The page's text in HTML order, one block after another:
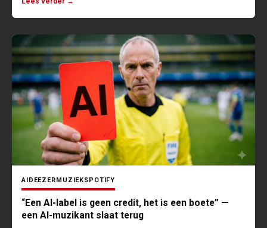
AI DEEZER MUZIEKSPOTIFY
“Een AI-label is geen credit, het is een boete” —
een AI-muzikant slaat terug